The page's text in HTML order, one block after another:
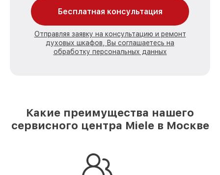
Бесплатная консультация
Отправляя заявку на консультацию и ремонт
духовых шкафов, Вы соглашаетесь на
обработку персональных данных
Какие преимущества нашего
сервисного центра Miele в Москве